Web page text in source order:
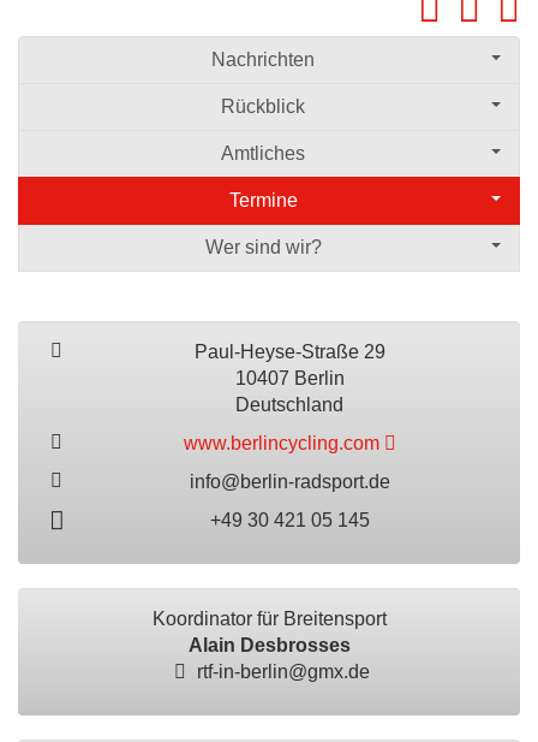
Nachrichten
Rückblick
Amtliches
Termine
Wer sind wir?
Paul-Heyse-Straße 29
10407 Berlin
Deutschland
www.berlincycling.com
info@berlin-radsport.de
+49 30 421 05 145
Koordinator für Breitensport
Alain Desbrosses
rtf-in-berlin@gmx.de